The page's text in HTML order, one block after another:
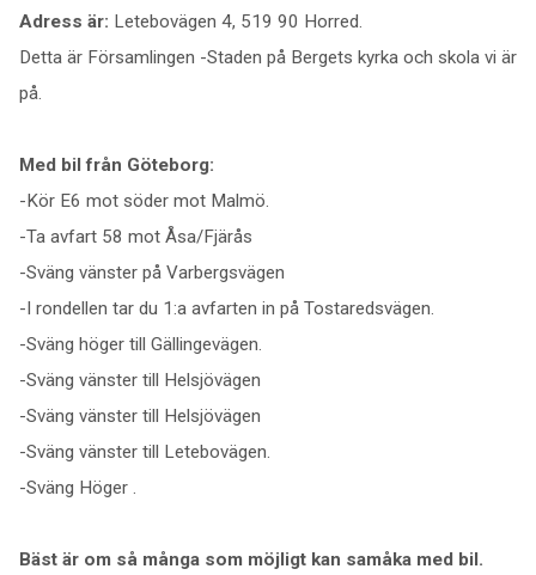
Adress är: Letebovägen 4, 519 90 Horred.
Detta är Församlingen -Staden på Bergets kyrka och skola vi är
på.
Med bil från Göteborg:
-Kör E6 mot söder mot Malmö.
-Ta avfart 58 mot Åsa/Fjärås
-Sväng vänster på Varbergsvägen
-I rondellen tar du 1:a avfarten in på Tostaredsvägen.
-Sväng höger till Gällingevägen.
-Sväng vänster till Helsjövägen
-Sväng vänster till Helsjövägen
-Sväng vänster till Letebovägen.
-Sväng Höger .
Bäst är om så många som möjligt kan samåka med bil.